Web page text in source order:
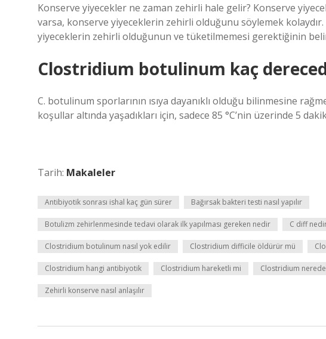
Konserve yiyecekler ne zaman zehirli hale gelir? Konserve
varsa, konserve yiyeceklerin zehirli olduğunu söylemek
yiyeceklerin zehirli olduğunun ve tüketilmemesi gerektiğinin
Clostridium botulinum kaç
C. botulinum sporlarının ısıya dayanıklı olduğu bilinmesine
koşullar altında yaşadıkları için, sadece 85 °C’nin üzerinde 5
Tarih: Makaleler
Antibiyotik sonrası ishal kaç gün sürer Bağırsak bakteri testi nasıl yapılır
Botulizm zehirlenmesinde tedavi olarak ilk yapılması gereken nedir C diff
Clostridium botulinum nasıl yok edilir Clostridium difficile öldürür mü
Clostridium hangi antibiyotik Clostridium hareketli mi Clostridium
Zehirli konserve nasıl anlaşılır